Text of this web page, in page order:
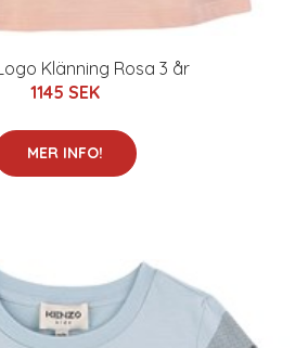
Klänning Rosa 3 år
1145 SEK
MER INFO!